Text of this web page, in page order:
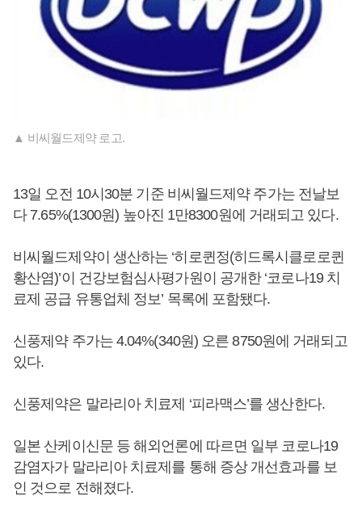
▲ 비씨월드제약 로고.
13일 오전 10시30분 기준 비씨월드제약 주가는 전날보
다 7.65%(1300원) 높아진 1만8300원에 거래되고 있다.
비씨월드제약이 생산하는 ‘히로퀸정(히드록시클로로퀸
황산염)’이 건강보험심사평가원이 공개한 ‘코로나19 치
료제 공급 유통업체 정보’ 목록에 포함됐다.
신풍제약 주가는 4.04%(340원) 오른 8750원에 거래되고
있다.
신풍제약은 말라리아 치료제 ‘피라맥스’를 생산한다.
일본 산케이신문 등 해외언론에 따르면 일부 코로나19
감염자가 말라리아 치료제를 통해 증상 개선효과를 보
인 것으로 전해졌다.